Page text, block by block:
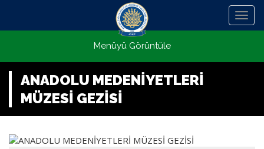
Menü
Menüyü Görüntüle
ANADOLU MEDENİYETLERİ
MÜZESİ GEZİSİ